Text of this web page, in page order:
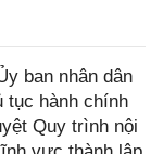
ban nhân dân
tục hành chính
Quy trình nội